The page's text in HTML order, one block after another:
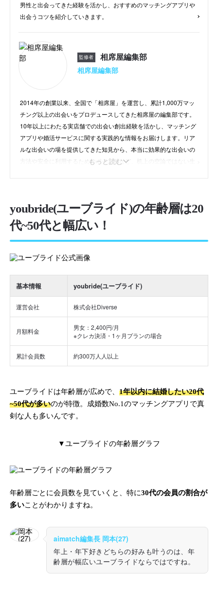
男性と出会ってきた経験を活かし、おすすめのマッチングアプリや
出会うコツを紹介していきます。
監修者 相席屋編集部
相席屋編集部
2014年の創業以来、全国で「相席屋」を運営し、累計1,000万マッ
チング以上の出会いをプロデュースしてきた相席屋の編集部です。
10年以上にわたる実店舗での出会い創出経験を活かし、マッチング
アプリや婚活サービスに関する実践的な情報をお届けします。リア
ルな出会いの場を提供してきた知見から、本当に効果的な出会いの
方法や安全に利用するためのポイントなど、机上の空論ではない生
もっと読む
youbride(ユーブライド)の年齢層は20
代~50代と幅広い！
基本情報 youbride(ユーブライド)
運営会社 株式会社Diverse
月額料金
男女：2,400円/月
※クレカ決済・1ヶ月プランの場合
累計会員数 約300万人人以上
ユーブライドは年齢層が広めで、 1年以内に結婚したい20代
~50代が多いのが特徴。成婚数No.1のマッチングアプリで真
剣な人も多いんです。
▼ユーブライドの年齢層グラフ
年齢層ごとに会員数を見ていくと、特に30代の会員の割合が
多いことがわかりますね。
aimatch編集長 岡本(27)
年上・年下好きどちらの好みも叶うのは、年
齢層が幅広いユーブライドならではですね。